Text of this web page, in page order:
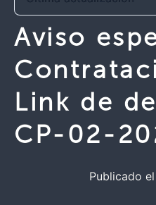
Aviso
Link de
CP-02-
Publicado